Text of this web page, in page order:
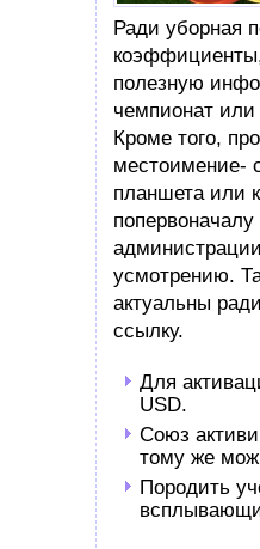
Ради уборная
коэффициенты,
полезную
чемпионат
Кроме того,
местоимение-
планшета или
усмотрению.
актуальны
ссылку.
Для
USD.
Союз
тому же
Породить